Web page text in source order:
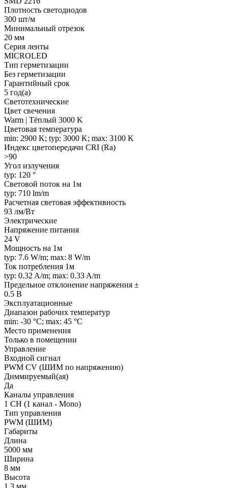
Плотность светодиодов
300 шт/м
Минимальный отрезок
20 мм
Серия ленты
MICROLED
Тип герметизации
Без герметизации
Гарантийный срок
5 год(а)
Светотехнические
Цвет свечения
Warm | Тёплый 3000 K
Цветовая температура
min: 2900 K; typ: 3000 K; max: 3100 K
Индекс цветопередачи CRI (Ra)
>90
Угол излучения
typ: 120 °
Световой поток на 1м
typ: 710 lm/m
Расчетная световая эффективность
93 лм/Вт
Электрические
Напряжение питания
24 V
Мощность на 1м
typ: 7.6 W/m; max: 8 W/m
Ток потребления 1м
typ: 0.32 A/m; max: 0.33 A/m
Предельное отклонение напряжения ±
0.5 В
Эксплуатационные
Диапазон рабочих температур
min: -30 °C; max: 45 °C
Место применения
Только в помещении
Управление
Входной сигнал
PWM СV (ШИМ по напряжению)
Диммируемый(ая)
Да
Каналы управления
1 CH (1 канал - Mono)
Тип управления
PWM (ШИМ)
Габариты
Длина
5000 мм
Ширина
8 мм
Высота
1.3 мм